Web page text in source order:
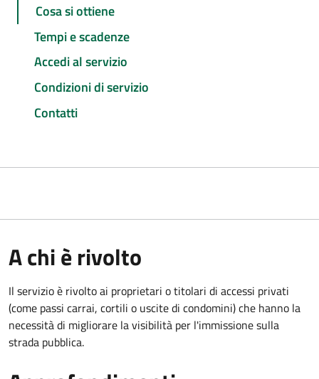
Cosa si ottiene
Tempi e scadenze
Accedi al servizio
Condizioni di servizio
Contatti
A chi è rivolto
Il servizio è rivolto ai proprietari o titolari di accessi privati
(come passi carrai, cortili o uscite di condomini) che hanno la
necessità di migliorare la visibilità per l'immissione sulla
strada pubblica.